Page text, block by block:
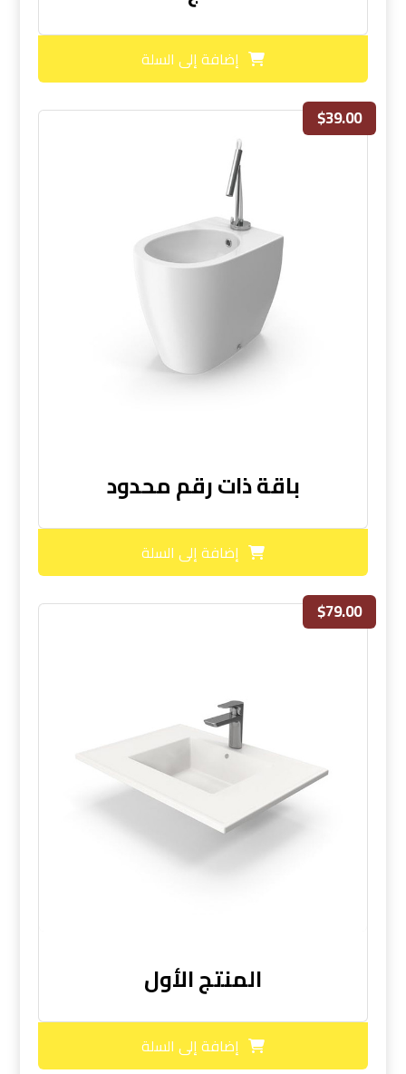
إضافة إلى السلة
باقة ذات رقم محدود
$39.00
إضافة إلى السلة
المنتج الأول
$79.00
إضافة إلى السلة